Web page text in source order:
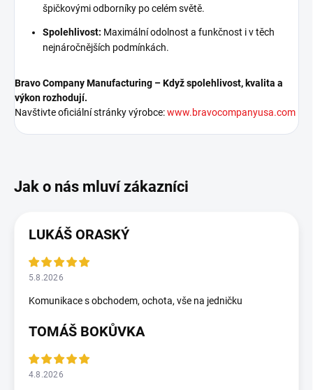
špičkovými odborníky po celém světě.
Spolehlivost: Maximální odolnost a funkčnost i v těch
nejnáročnějších podmínkách.
Bravo Company Manufacturing – Když spolehlivost, kvalita a
výkon rozhodují.
Navštivte oficiální stránky výrobce:www.bravocompanyusa.com
LUKÁŠ ORASKÝ
5.8.2026
Komunikace s obchodem, ochota, vše na jedničku
TOMÁŠ BOKŮVKA
4.8.2026